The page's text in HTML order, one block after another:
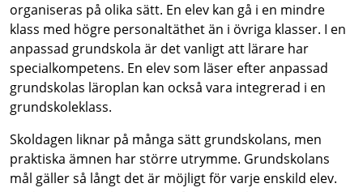
organiseras på olika sätt. En elev kan gå i en mindre
klass med högre personaltäthet än i övriga klasser. I en
anpassad grundskola är det vanligt att lärare har
specialkompetens. En elev som läser efter anpassad
grundskolas läroplan kan också vara integrerad i en
grundskoleklass.
Skoldagen liknar på många sätt grundskolans, men
praktiska ämnen har större utrymme. Grundskolans
mål gäller så långt det är möjligt för varje enskild elev.